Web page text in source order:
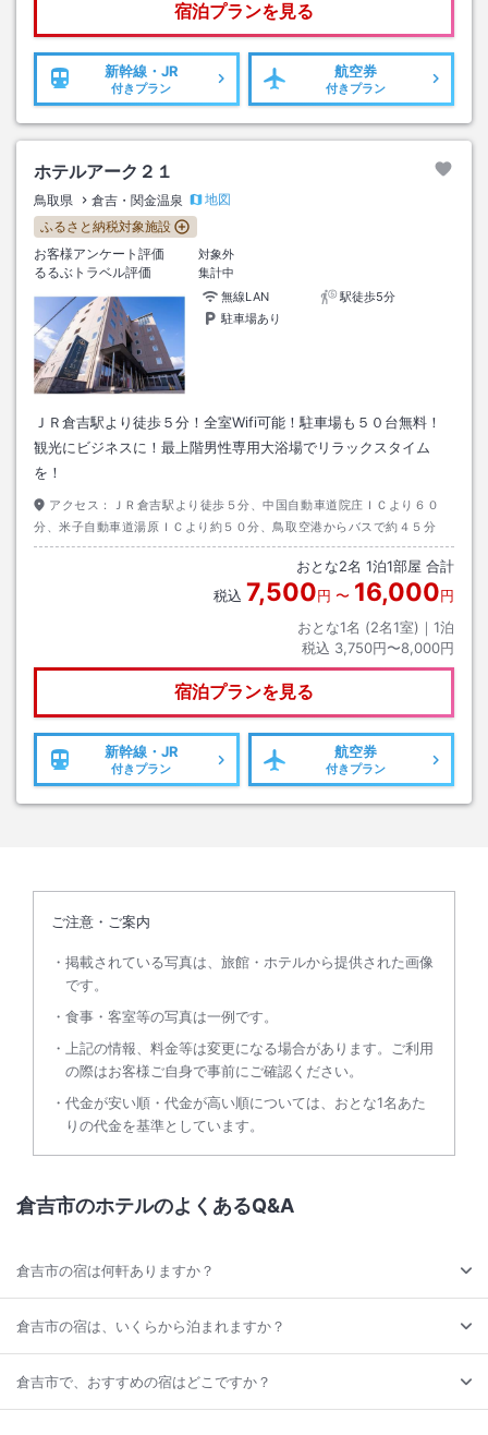
宿泊プランを見る
新幹線・JR
付きプラン
航空券
付きプラン
ホテルアーク２１
鳥取県 倉吉・関金温泉
地図
ふるさと納税対象施設
お客様アンケート評価
対象外
るるぶトラベル評価
集計中
無線LAN
駅徒歩5分
駐車場あり
ＪＲ倉吉駅より徒歩５分！全室Wifi可能！駐車場も５０台無料！
観光にビジネスに！最上階男性専用大浴場でリラックスタイム
を！
アクセス：
ＪＲ倉吉駅より徒歩５分、中国自動車道院庄ＩＣより６０
分、米子自動車道湯原ＩＣより約５０分、鳥取空港からバスで約４５分
おとな2名 1泊1部屋 合計
税込 7,500円 〜 16,000円
おとな1名 (2名1室)｜ 1泊
税込 3,750円〜8,000円
宿泊プランを見る
新幹線・JR
付きプラン
航空券
付きプラン
ご注意・ご案内
掲載されている写真は、旅館・ホテルから提供された画像
です。
食事・客室等の写真は一例です。
上記の情報、料金等は変更になる場合があります。ご利用
の際はお客様ご自身で事前にご確認ください。
代金が安い順・代金が高い順については、おとな1名あた
りの代金を基準としています。
倉吉市のホテルのよくあるQ&A
倉吉市の宿は何軒ありますか？
倉吉市の宿は、いくらから泊まれますか？
倉吉市で、おすすめの宿はどこですか？